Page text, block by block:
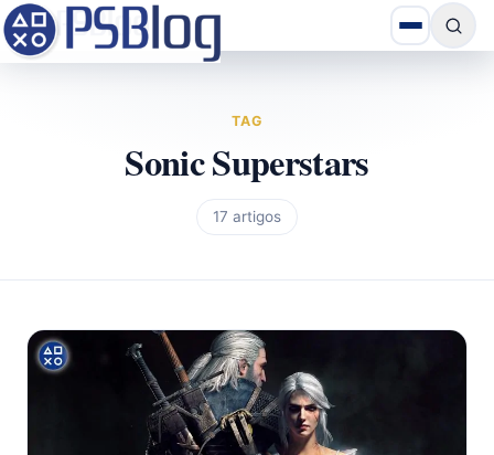
TAG
Sonic Superstars
17 artigos